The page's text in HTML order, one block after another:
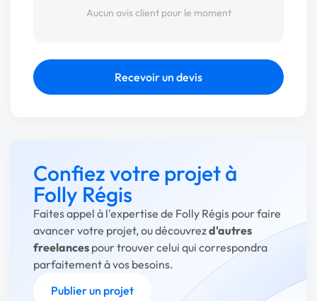
Aucun avis client pour le moment
Recevoir un devis
Confiez votre projet à
Folly Régis
Faites appel à l'expertise de Folly Régis pour faire
avancer votre projet, ou découvrezd'autres
freelances pour trouver celui qui correspondra
parfaitement à vos besoins.
Publier un projet